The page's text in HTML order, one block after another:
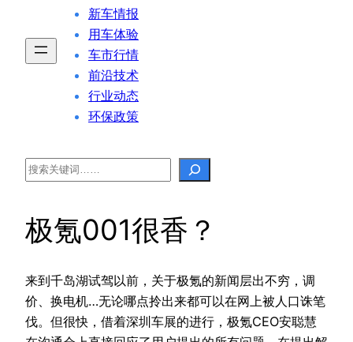
新车情报
用车体验
车市行情
前沿技术
行业动态
环保政策
Search
极氪001很香？
来到千岛湖试驾以前，关于极氪的新闻层出不穷，调
价、换电机…无论哪点拎出来都可以在网上被人口诛笔
伐。但很快，借着深圳车展的进行，极氪CEO安聪慧